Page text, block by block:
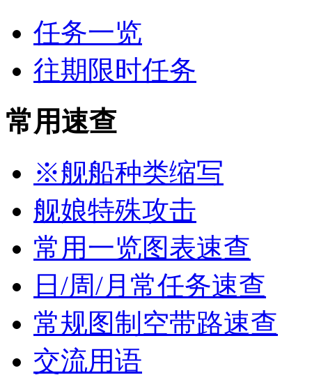
任务一览
往期限时任务
常用速查
※舰船种类缩写
舰娘特殊攻击
常用一览图表速查
日/周/月常任务速查
常规图制空带路速查
交流用语